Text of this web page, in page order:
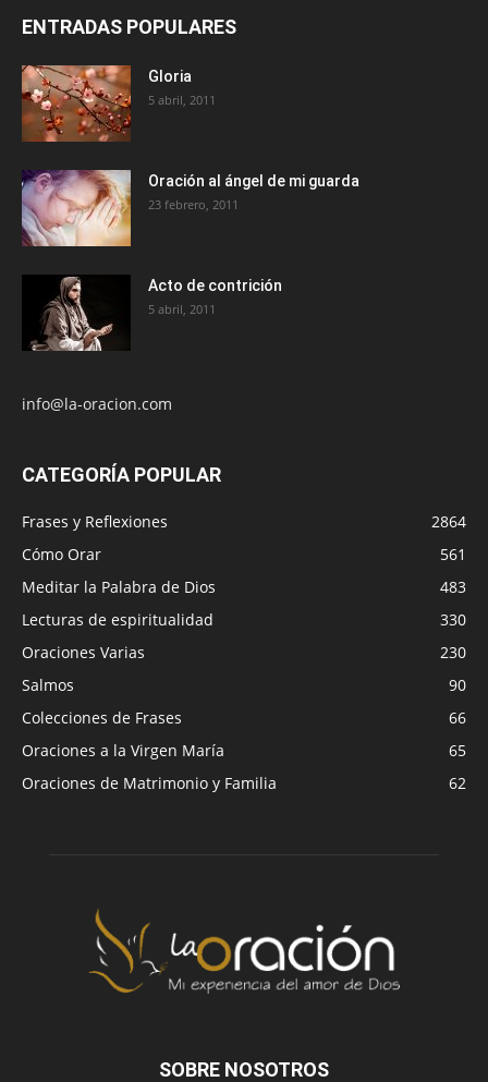
ENTRADAS POPULARES
Gloria
5 abril, 2011
Oración al ángel de mi guarda
23 febrero, 2011
Acto de contrición
5 abril, 2011
info@la-oracion.com
CATEGORÍA POPULAR
Frases y Reflexiones
2864
Cómo Orar
561
Meditar la Palabra de Dios
483
Lecturas de espiritualidad
330
Oraciones Varias
230
Salmos
90
Colecciones de Frases
66
Oraciones a la Virgen María
65
Oraciones de Matrimonio y Familia
62
SOBRE NOSOTROS